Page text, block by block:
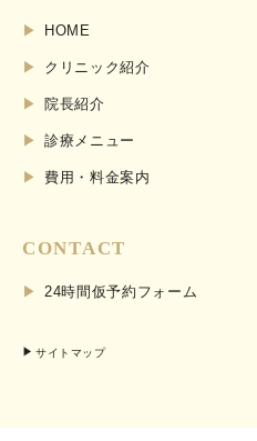
HOME
クリニック紹介
院長紹介
診療メニュー
費用・料金案内
CONTACT
24時間仮予約フォーム
サイトマップ